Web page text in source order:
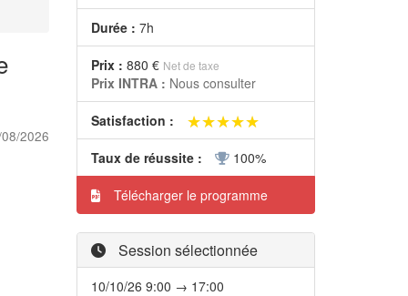
2026
Durée : 7h
Prix : 880 € Net de taxe
Prix INTRA : Nous consulter
Satisfaction : ★★★★★
★★★★★
Taux de réussite : 100%
Télécharger le programme
Session sélectionnée
10/10/26 9:00 → 17:00